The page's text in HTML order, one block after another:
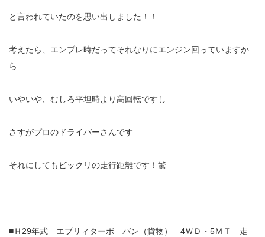
と言われていたのを思い出しました！！
考えたら、エンブレ時だってそれなりにエンジン回っていますか
ら
いやいや、むしろ平坦時より高回転ですし
さすがプロのドライバーさんです
それにしてもビックリの走行距離です！驚
■Ｈ29年式 エブリィターボ バン（貨物） 4ＷＤ・5ＭＴ 走